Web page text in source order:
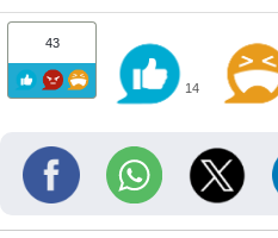
43
14